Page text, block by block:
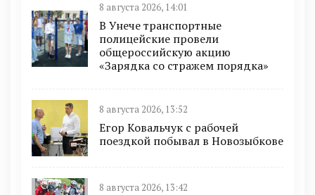
8 августа 2026, 14:01
В Унече транспортные
полицейские провели
общероссийскую акцию
«Зарядка со стражем порядка»
8 августа 2026, 13:52
Егор Ковальчук с рабочей
поездкой побывал в Новозыбкове
8 августа 2026, 13:42